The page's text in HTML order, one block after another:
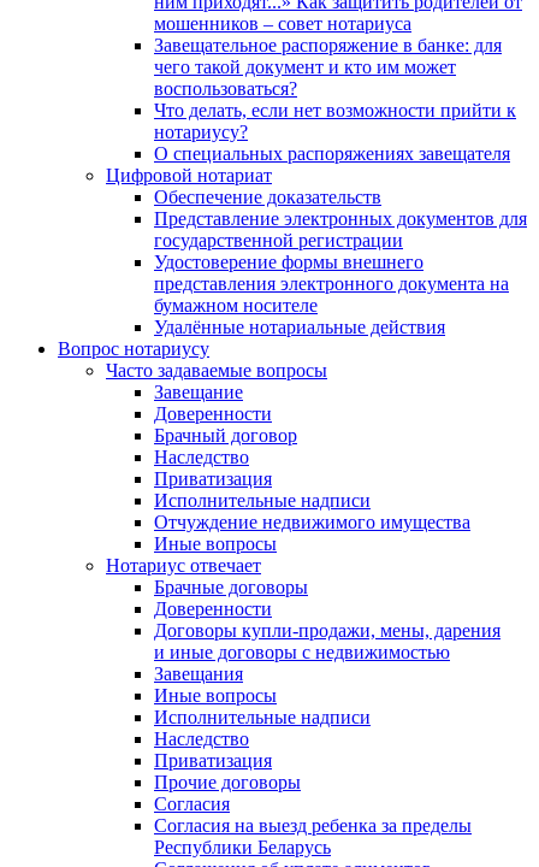
мошенников – совет нотариуса
Завещательное распоряжение в банке: для
чего такой документ и кто им может
воспользоваться?
Что делать, если нет возможности прийти к
нотариусу?
О специальных распоряжениях завещателя
Цифровой нотариат
Обеспечение доказательств
Представление электронных документов для
государственной регистрации
Удостоверение формы внешнего
представления электронного документа на
бумажном носителе
Удалённые нотариальные действия
Вопрос нотариусу
Часто задаваемые вопросы
Завещание
Доверенности
Брачный договор
Наследство
Приватизация
Исполнительные надписи
Отчуждение недвижимого имущества
Иные вопросы
Нотариус отвечает
Брачные договоры
Доверенности
Договоры купли-продажи, мены, дарения
и иные договоры с недвижимостью
Завещания
Иные вопросы
Исполнительные надписи
Наследство
Приватизация
Прочие договоры
Согласия
Согласия на выезд ребенка за пределы
Республики Беларусь